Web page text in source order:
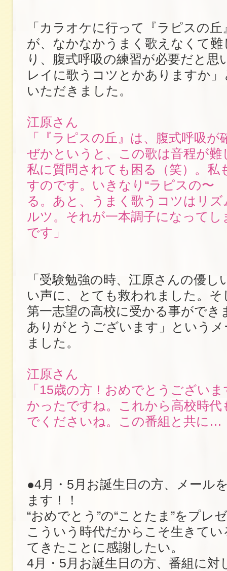
「カラオケに行って『ラピスの
が、なかなかうまく歌えなくて
り、腹式呼吸の練習が必要だと思
レイに歌うコツとかありますか
いただきました。
江原さん
「『ラピスの丘』は、腹式呼吸が
ぜかというと、この歌は音程が難
私に質問されても困る（笑）。私
すのです。いきなり“ラピスの〜
る。あと、うまく歌うコツはリズ
ルツ。それが一本調子になって
です」
「受験勉強の時、江原さんの優し
い声に、とても救われました。
第一志望の高校に受かる事ができ
ありがとうございます」という
ました。
江原さん
「15歳の方！おめでとうござい
かったですね。これから高校時代
でくださいね。この番組と共に…
●4月・5月お誕生日の方、メール
ます！！
“おめでとう”の“ことたま”をプレ
こういう時代だからこそ生きて
てきたことに感謝したい。
4月・5月お誕生日の方、番組に対